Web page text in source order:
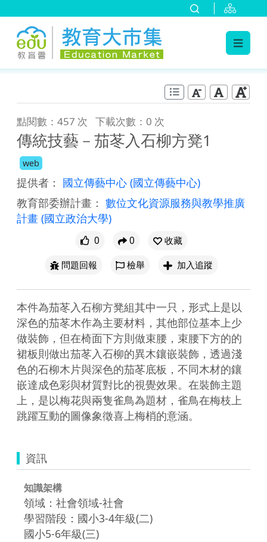
點閱數：457 次 下載次數：0 次
傳統技藝－茄苳入石柳方凳1
web
提供者： 國立傳藝中心 (國立傳藝中心)
教育部委辦計畫： 數位文化資源服務與教學推廣
計畫 (國立政治大學)
0 0
收藏
問題回報
檢舉 加入追蹤
本件為茄苳入石柳方凳組其中一只，形式上是以
深色的茄苳木作為主要材料，其他部位基本上少
做裝飾，但在椅面下方則做束腰，束腰下方的的
裙板則做出茄苳入石柳的異木鑲嵌裝飾，透過淺
色的石柳木片與深色的茄苳底板，不同木材的鑲
嵌達成色彩與材質對比的視覺效果。在裝飾主題
上，是以梅花與兩隻雀鳥為題材，雀鳥在梅枝上
跳躍互動的圖像象徵喜上梅梢的意涵。
資訊
知識架構
領域：社會領域-社會
學習階段：國小3-4年級(二)
國小5-6年級(三)